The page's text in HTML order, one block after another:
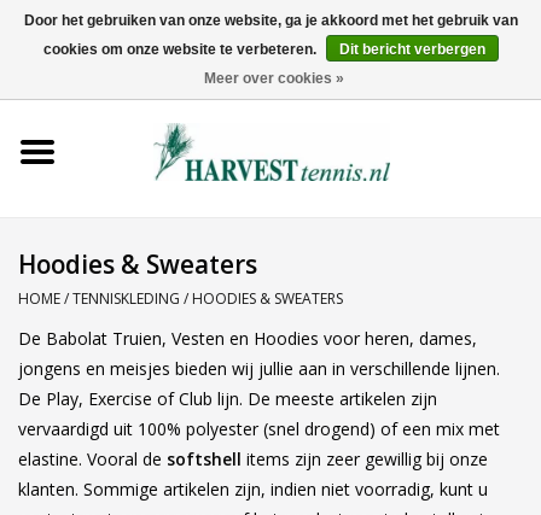
0 Artikelen - €0,00
Tenniskleding
Tassen
Ballen
Hoodies & Sweaters
HOME/TENNISKLEDING / HOODIES & SWEATERS
De Babolat Truien, Vesten en Hoodies voor heren, dames,
jongens en meisjes bieden wij jullie aan in verschillende lijnen.
De Play, Exercise of Club lijn. De meeste artikelen zijn
vervaardigd uit 100% polyester (snel drogend) of een mix met
elastine. Vooral de softshell items zijn zeer gewillig bij onze
klanten. Sommige artikelen zijn, indien niet voorradig, kunt u
Door het gebruiken van onze website, ga je akkoord met het gebruik van
cookies om onze website te verbeteren.
Dit bericht verbergen
Meer over cookies »